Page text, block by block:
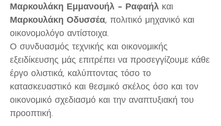
Μαρκουλάκη Εμμανουήλ – Ραφαήλ και
Μαρκουλάκη Οδυσσέα, πολιτικό μηχανικό και
οικονομολόγο αντίστοιχα.
Ο συνδυασμός τεχνικής και οικονομικής
εξειδίκευσης μάς επιτρέπει να προσεγγίζουμε κάθε
έργο ολιστικά, καλύπτοντας τόσο το
κατασκευαστικό και θεσμικό σκέλος όσο και τον
οικονομικό σχεδιασμό και την αναπτυξιακή του
προοπτική.